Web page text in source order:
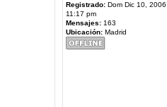
Registrado:Dom Dic 10, 2006
11:17 pm
Mensajes:163
Ubicación:Madrid